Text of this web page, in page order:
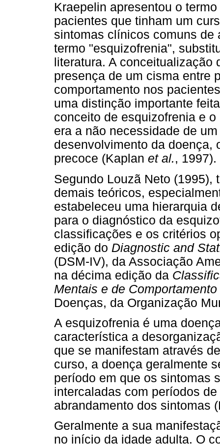
Kraepelin apresentou o termo
pacientes que tinham um
sintomas clínicos comuns
termo "esquizofrenia",
literatura. A
presença de um cisma entre
comportamento nos
uma distinção importante
conceito de esquizofrenia e
era a não necessidade de
desenvolvimento da doença,
precoce (Kaplan et al., 1997).
Segundo Louzã Neto (1995),
demais teóricos,
estabeleceu uma hierarquia
para o diagnóstico da
classificações e os critérios
edição do Diagnostic and
(DSM-IV), da Associação
na décima edição da
Mentais e de Comportamento
Doenças, da Organização
A esquizofrenia é uma
característica a
que se manifestam através
curso, a doença geralmente
período em que os sintomas
intercaladas com períodos
abrandamento dos sintomas
Geralmente a sua
no início da idade adulta. O